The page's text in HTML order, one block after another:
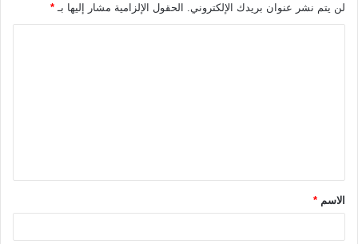
لن يتم نشر عنوان بريدك الإلكتروني. الحقول الإلزامية مشار إليها بـ *
ق
*الاسم *